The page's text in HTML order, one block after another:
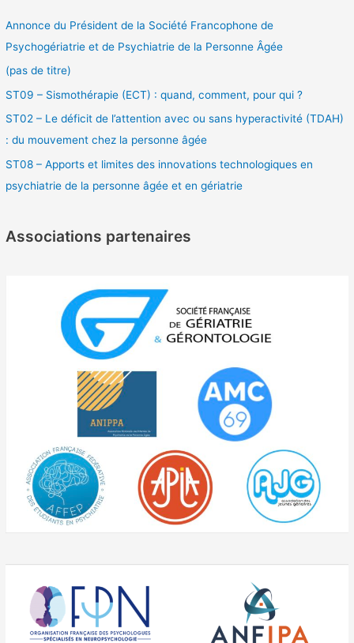
Annonce du Président de la Société Francophone de
Psychogériatrie et de Psychiatrie de la Personne Âgée
(pas de titre)
ST09 – Sismothérapie (ECT) : quand, comment, pour qui ?
ST02 – Le déficit de l’attention avec ou sans hyperactivité (TDAH)
: du mouvement chez la personne âgée
ST08 – Apports et limites des innovations technologiques en
psychiatrie de la personne âgée et en gériatrie
Associations partenaires
s’emmêlent…
Regards
croisés
psychiatre
et